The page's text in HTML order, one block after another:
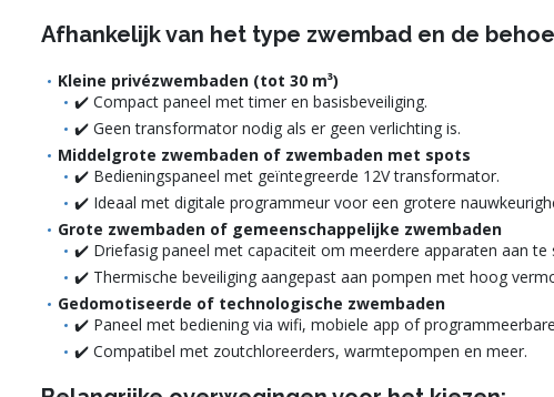
Afhankelijk van het type zwembad en de
Kleine privézwembaden (tot 30 m³)
✔️ Compact paneel met timer en basisbeveiliging.
✔️ Geen transformator nodig als er geen verlichting is.
Middelgrote zwembaden of zwembaden met spots
✔️ Bedieningspaneel met geïntegreerde 12V transformator.
✔️ Ideaal met digitale programmeur voor een grotere
Grote zwembaden of gemeenschappelijke zwembaden
✔️ Driefasig paneel met capaciteit om meerdere apparaten aan te
✔️ Thermische beveiliging aangepast aan pompen met hoog
Gedomotiseerde of technologische zwembaden
✔️ Paneel met bediening via wifi, mobiele app of
✔️ Compatibel met zoutchloreerders, warmtepompen en meer.